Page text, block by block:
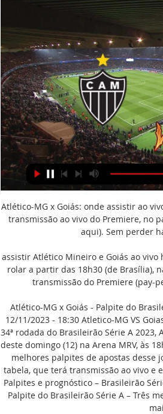
Atlético-MG x Goiás: onde assistir ao
transmissão ao vivo do Premiere, no
aqui). Sem perder
assistir Atlético Mineiro e Goiás ao
rolar a partir das 18h30 (de Brasília),
transmissão do Premiere (pay-
Atlético-MG x Goiás - Palpite do
12/11/2023 - 18:30 Atletico-MG VS
34ª rodada do Brasileirão Série A
deste domingo (12) na Arena MRV, às
melhores palpites de apostas desse
tabela, que terá transmissão ao vivo e
Palpites e prognóstico – Brasileirão
Palpite do Brasileirão Série A – Três